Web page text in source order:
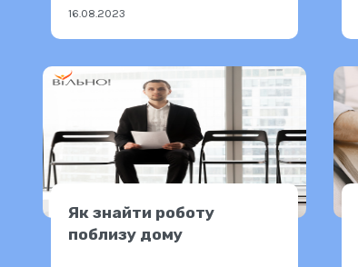
16.08.2023
Як знайти роботу
поблизу дому